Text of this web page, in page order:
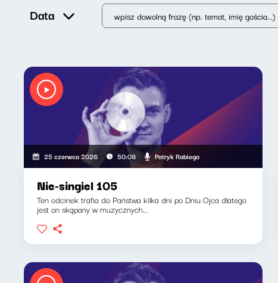
Data
25 czerwca 2026 50:08 Patryk Rabiega
Nie-singiel 105
Ten odcinek trafia do Państwa kilka dni po Dniu Ojca dlatego
jest on skąpany w muzycznych...